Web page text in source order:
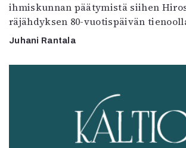
ihmiskunnan päätymistä siihen
räjähdyksen 80-vuotispäivän
Juhani Rantala